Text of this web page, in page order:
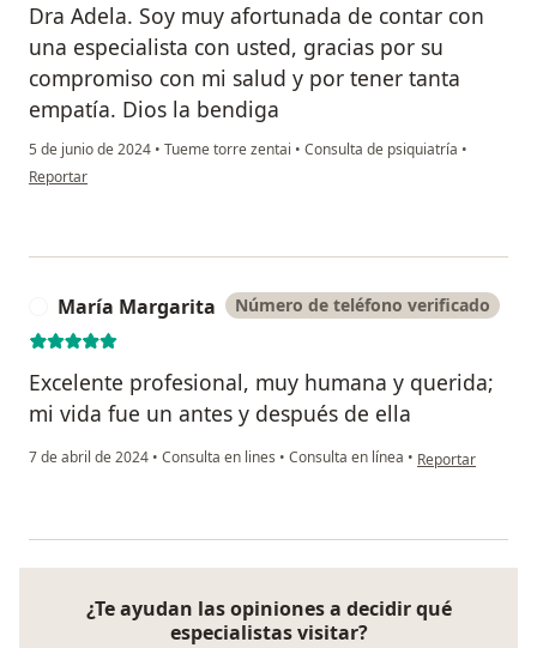
Dra Adela. Soy muy afortunada de contar con
una especialista con usted, gracias por su
compromiso con mi salud y por tener tanta
empatía. Dios la bendiga
5 de junio de 2024 • Tueme torre zentai • Consulta de psiquiatría •
en opinión del usuario Yess Castillo
Reportar
María Margarita Número de teléfono verificado
Excelente profesional, muy humana y querida;
mi vida fue un antes y después de ella
7 de abril de 2024 • Consulta en lines • Consulta en línea • en opinión del
Reportar
¿Te ayudan las opiniones a decidir qué
especialistas visitar?